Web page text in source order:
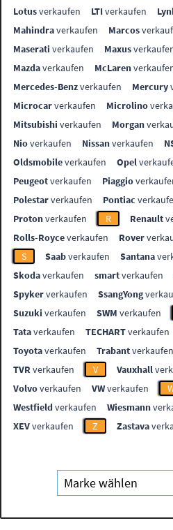
Lotusverkaufen LTIverkaufen
Mahindraverkaufen Marcos
Maserati verkaufen Maxus
Mazdaverkaufen McLaren
Mercedes-Benzverkaufen Mercury
Microcarverkaufen Microlino
Mitsubishi verkaufen Morgan
Nioverkaufen Nissanverkaufen
Oldsmobileverkaufen Opel
Peugeotverkaufen Piaggio
Polestarverkaufen Pontiac
Protonverkaufen R Renault
Rolls-Royceverkaufen Rover
S
Saabverkaufen Santana
Skodaverkaufen smartverkaufen
Spykerverkaufen SsangYong
Suzuki verkaufen SWM verkaufen
Tataverkaufen TECHARTverkaufen
Toyotaverkaufen Trabantverkaufen
TVR verkaufen V Vauxhall
Volvoverkaufen VWverkaufen
Westfieldverkaufen Wiesmann
XEVverkaufen Z Zastava